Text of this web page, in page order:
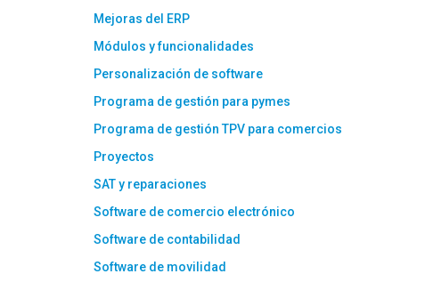
Mejoras del ERP
Módulos y funcionalidades
Personalización de software
Programa de gestión para pymes
Programa de gestión TPV para comercios
Proyectos
SAT y reparaciones
Software de comercio electrónico
Software de contabilidad
Software de movilidad